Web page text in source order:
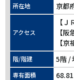
所在地 京都
アクセス
【
【
【
階/階建 5階 /
専有面積